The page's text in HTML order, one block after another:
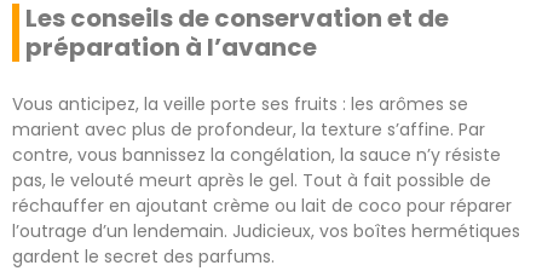
Les conseils de conservation et de
préparation à l’avance
Vous anticipez, la veille porte ses fruits : les arômes se
marient avec plus de profondeur, la texture s’affine. Par
contre, vous bannissez la congélation, la sauce n’y résiste
pas, le velouté meurt après le gel. Tout à fait possible de
réchauffer en ajoutant crème ou lait de coco pour réparer
l’outrage d’un lendemain. Judicieux, vos boîtes hermétiques
gardent le secret des parfums.